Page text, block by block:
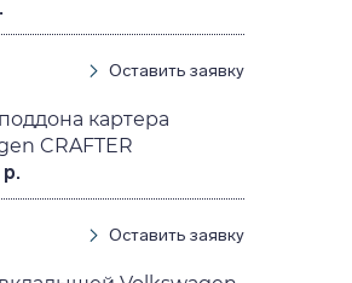
Оставить заявку
картера
CRAFTER
Оставить заявку